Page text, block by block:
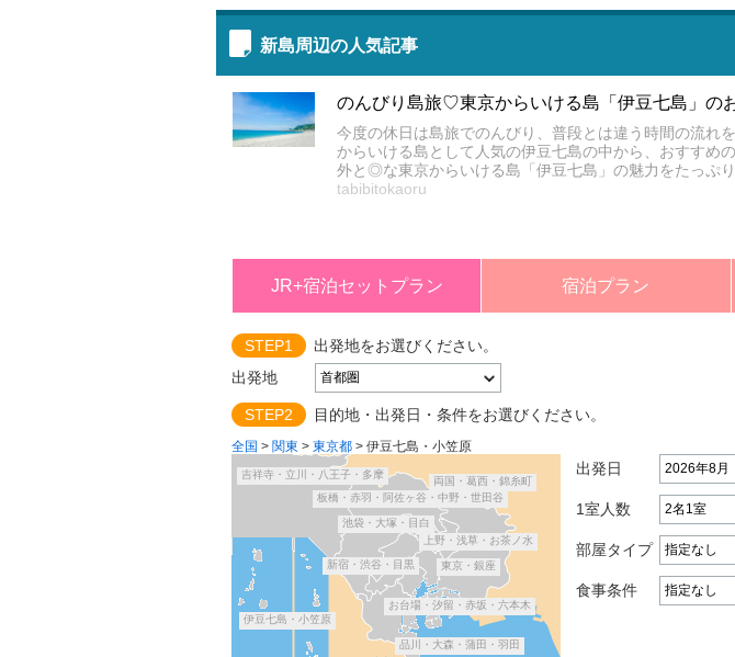
新島周辺の人気記事
のんびり島旅♡東京からいける島「伊豆七島」の
今度の休日は島旅でのんびり、普段とは違う時間の流れ
からいける島として人気の伊豆七島の中から、おすすめ
外と◎な東京からいける島「伊豆七島」の魅力をたっぷ
tabibitokaoru
JR+宿泊セットプラン 宿泊プラン
STEP1
出発地をお選びください。
出発地
STEP2 目的地・出発日・条件をお選びください。
全国 > 関東 >東京都>伊豆七島・小笠原
池袋・大塚・目白
上野・浅草・お茶ノ水
両国・葛西・錦糸町
東京・銀座
お台場・汐留・赤坂・六本木
品川・大森・蒲田・羽田
新宿・渋谷・目黒
板橋・赤羽・阿佐ヶ谷・中野・世田谷
吉祥寺・立川・八王子・多摩
伊豆七島・小笠原
出発日
1室人数
部屋タイプ
食事条件